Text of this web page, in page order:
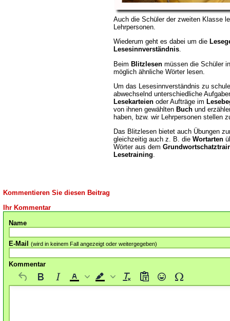
Auch die Schüler der zweiten Klasse
Lehrpersonen.
Wiederum geht es dabei um die
Lesesinnverständnis.
Beim Blitzlesen müssen die Schüler
möglich ähnliche Wörter lesen.
Um das Lesesinnverständnis zu
abwechselnd unterschiedliche
Lesekarteien oder Aufträge im
von ihnen gewählten Buch und
haben, bzw. wir Lehrpersonen stellen
Das Blitzlesen bietet auch Übungen
gleichzeitig auch z. B. die Wortarten
Wörter aus dem
Lesetraining.
Kommentieren Sie diesen Beitrag
Ihr Kommentar
Name
E-Mail (wird in keinem Fall angezeigt oder weitergegeben)
Kommentar